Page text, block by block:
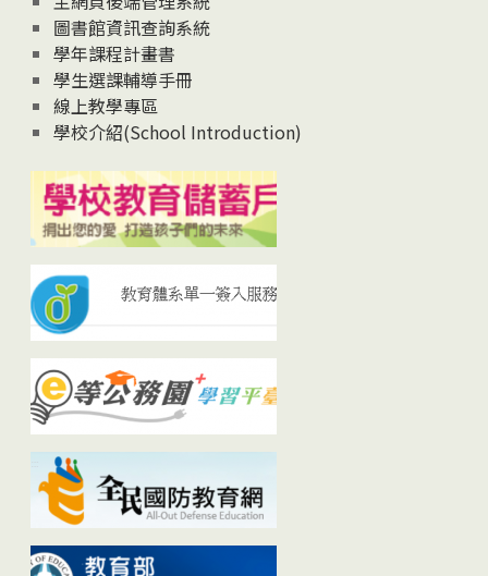
圖書館資訊查詢系統
學年課程計畫書
學生選課輔導手冊
線上教學專區
學校介紹(School Introduction)